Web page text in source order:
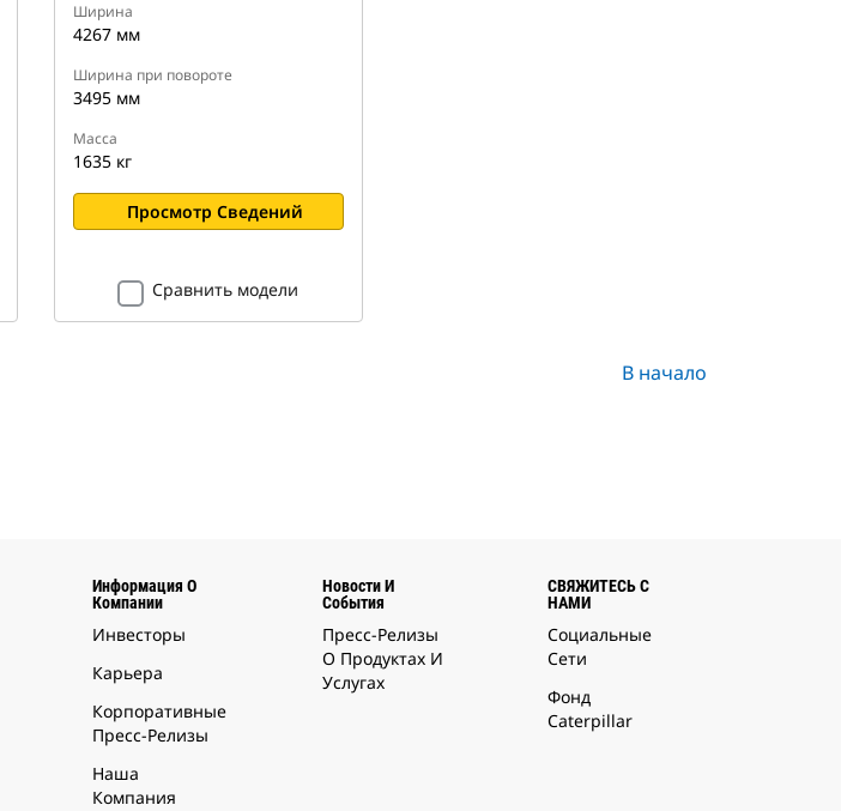
Ширина
4267 мм
Ширина при повороте
3495 мм
Масса
1635 кг
Просмотр Сведений
Сравнить модели
В начало
Информация О
Компании
Инвесторы
Карьера
Корпоративные
Пресс-Релизы
Наша
Компания
Новости И
События
Пресс-Релизы
О Продуктах И
Услугах
СВЯЖИТЕСЬ С
НАМИ
Социальные
Сети
Фонд
Caterpillar